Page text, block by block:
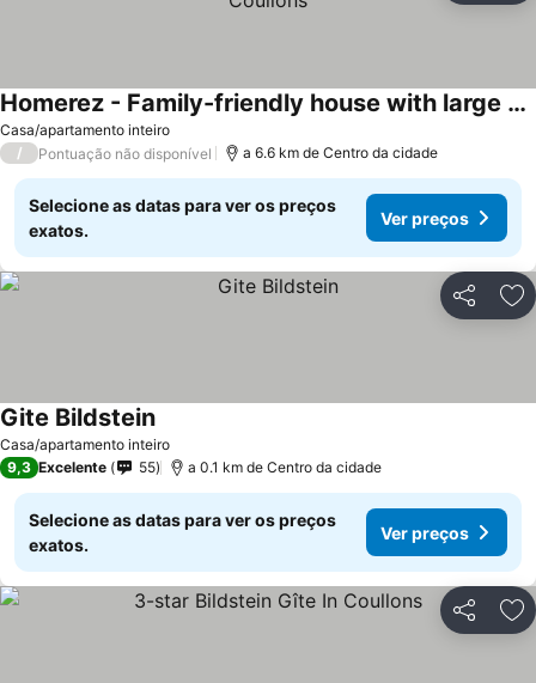
Casa/apartamento inteiro
Homerez - Family-friendly house with large garden in Coullons
/ Pontuação não disponível a 6.6 km de Centro da cidade
Selecione as datas para ver os preços
exatos.
Ver preços
Partilhar
Casa/apartamento inteiro
Gite Bildstein
9,3 Excelente 55 a 0.1 km de Centro da cidade
Selecione as datas para ver os preços
exatos.
Ver preços
Partilhar